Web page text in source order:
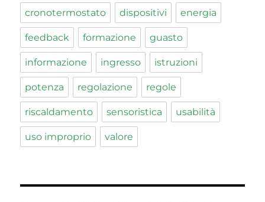
cronotermostato dispositivi energia
feedback formazione guasto
informazione ingresso istruzioni
potenza regolazione regole
riscaldamento sensoristica usabilità
uso improprio valore